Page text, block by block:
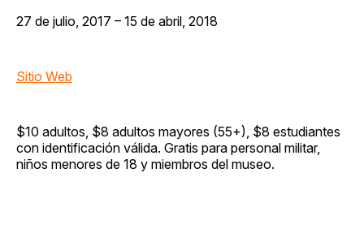
27 de julio, 2017 – 15 de abril, 2018
Sitio Web
$10 adultos, $8 adultos mayores (55+), $8 estudiantes
con identificación válida. Gratis para personal militar,
niños menores de 18 y miembros del museo.